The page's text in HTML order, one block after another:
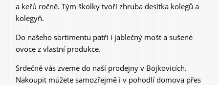
a keřů ročně. Tým školky tvoří zhruba desítka kolegů a
kolegyň.
Do našeho sortimentu patří i jablečný mošt a sušené
ovoce z vlastní produkce.
Srdečně vás zveme do naší prodejny v Bojkovicích.
Nakoupit můžete samozřejmě i v pohodlí domova přes